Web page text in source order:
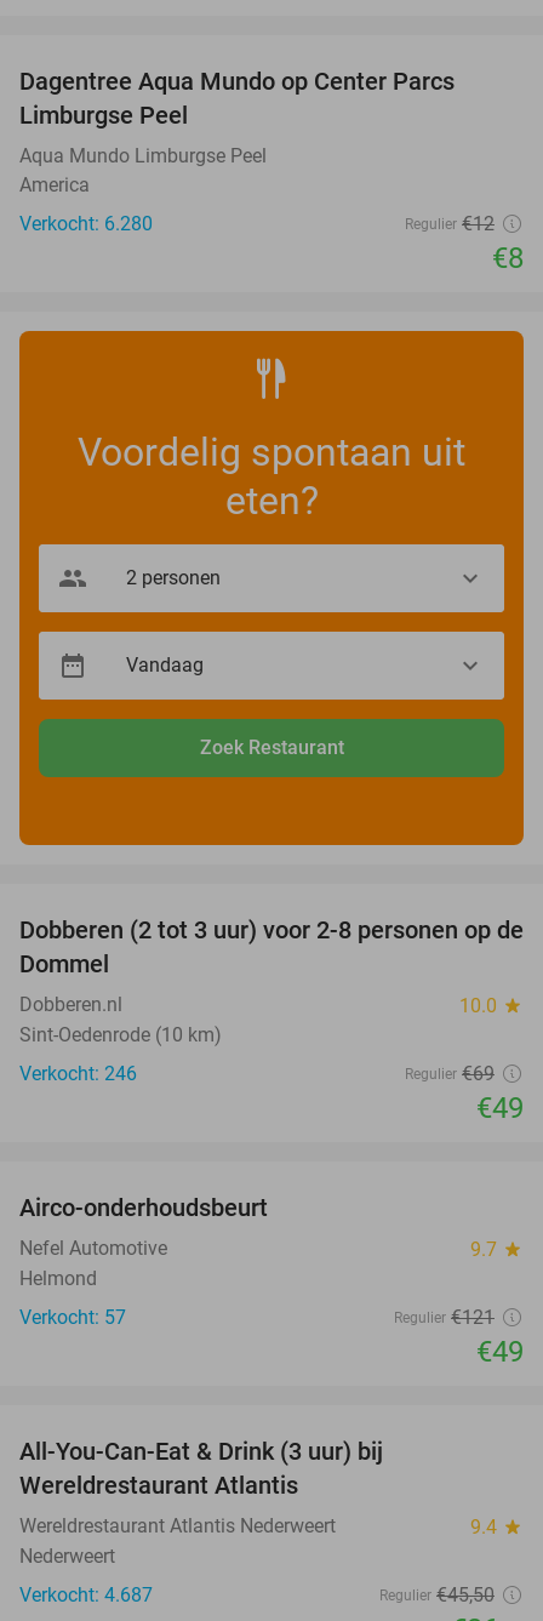
Dagentree Aqua Mundo op Center Parcs
Limburgse Peel
Aqua Mundo Limburgse Peel
America
Verkocht: 6.280
Regulier €12
€8
Voordelig spontaan uit
eten?
Zoek Restaurant
29%
Dobberen (2 tot 3 uur) voor 2-8 personen op de
Dommel
Dobberen.nl 10.0 star
Sint-Oedenrode (10 km)
Verkocht: 246
Regulier €69
€49
Airco-onderhoudsbeurt
Nefel Automotive 9.7 star
Helmond
Verkocht: 57
Regulier €121
€49
All-You-Can-Eat & Drink (3 uur) bij
Wereldrestaurant Atlantis
Wereldrestaurant Atlantis Nederweert 9.4 star
Nederweert
Verkocht: 4.687
Regulier €45,50